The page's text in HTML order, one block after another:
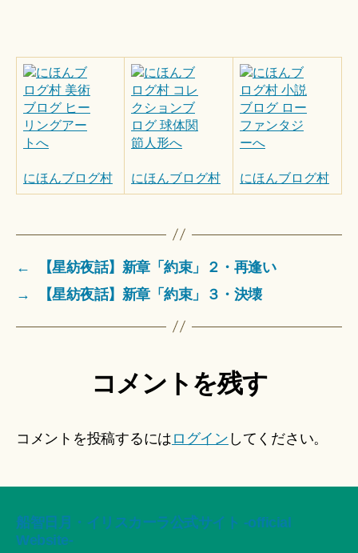
にほんブログ村 にほんブログ村 にほんブログ村
←
【星紡夜話】新章「約束」２・再逢い
→
【星紡夜話】新章「約束」３・決壊
コメントを残す
コメントを投稿するには ログイン してください。
船智日月・イリスカーラ公式サイト -official
Website-